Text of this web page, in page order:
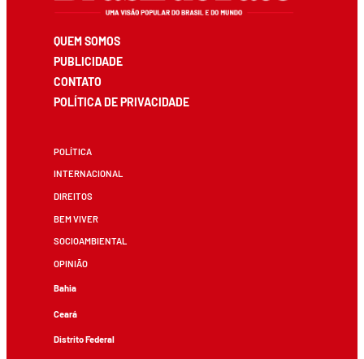
QUEM SOMOS
PUBLICIDADE
CONTATO
POLÍTICA DE PRIVACIDADE
POLÍTICA
INTERNACIONAL
DIREITOS
BEM VIVER
SOCIOAMBIENTAL
OPINIÃO
Bahia
Ceará
Distrito Federal